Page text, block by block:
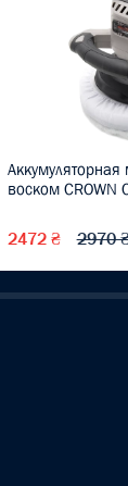
воском CROWN
2472 ₴ 2970